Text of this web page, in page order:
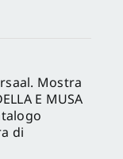
Mostra
E MUSA
di